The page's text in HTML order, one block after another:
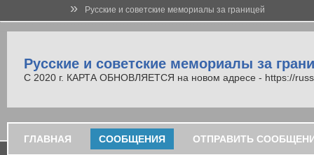
» Русские и советские мемориалы за границей
Русские и советские мемориалы за
С 2020 г. КАРТА ОБНОВЛЯЕТСЯ на новом адресе - https://
ГЛАВНАЯ СООБЩЕНИЯ ОТПРАВИТЬ